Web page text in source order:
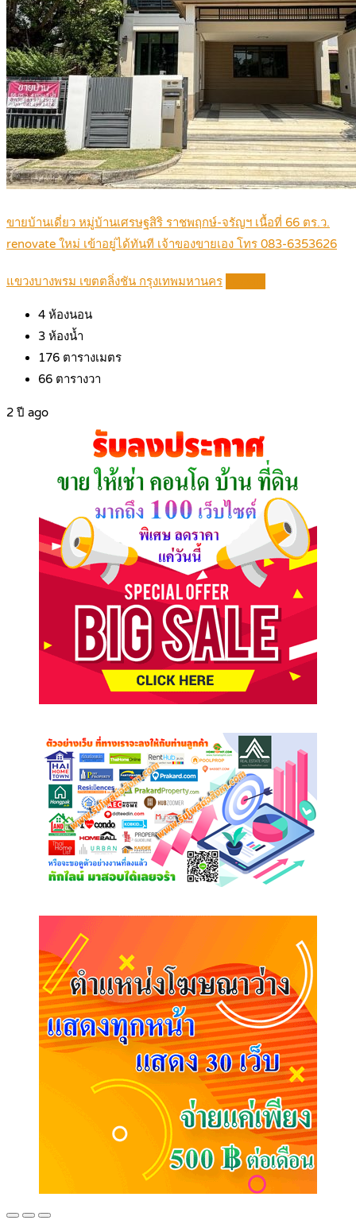
ขายบ้านเดี่ยว หมู่บ้านเศรษฐสิริ ราชพฤกษ์-จรัญฯ เนื้อที่ 66 ตร.ว.
renovate ใหม่ เข้าอยู่ได้ทันที เจ้าของขายเอง โทร 083-6353626
แขวงบางพรม เขตตลิ่งชัน กรุงเทพมหานคร
4 ห้องนอน
3 ห้องน้ำ
176 ตารางเมตร
66 ตารางวา
2 ปี ago